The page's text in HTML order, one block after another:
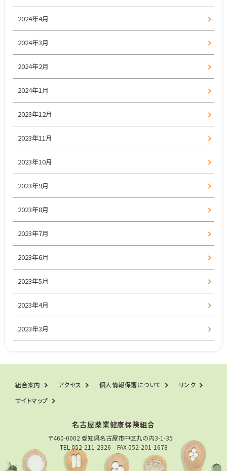
2024年4月
2024年3月
2024年2月
2024年1月
2023年12月
2023年11月
2023年10月
2023年9月
2023年8月
2023年7月
2023年6月
2023年5月
2023年4月
2023年3月
組合案内 アクセス 個人情報保護について
リンク
サイトマップ
名古屋薬業健康保険組合
〒460-0002 愛知県名古屋市中区丸の内3-1-35
TEL 052-211-2326 FAX 052-201-1678